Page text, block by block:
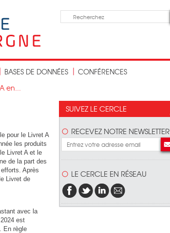
BASES DE DONNÉES
CONFÉRENCES
en...
pour le Livret A
les produits
Livret A et le
de la part des
Après
Livret de
avec la
est
En règle
SUIVEZ LE CERCLE
RECEVEZ NOTRE NEWSLETTER
LE CERCLE EN RÉSEAU